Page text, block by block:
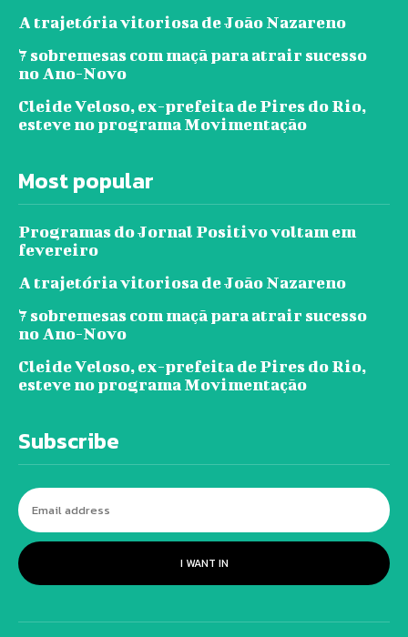
A trajetória vitoriosa de João Nazareno
7 sobremesas com maçã para atrair sucesso
no Ano-Novo
Cleide Veloso, ex-prefeita de Pires do Rio,
esteve no programa Movimentação
Most popular
Programas do Jornal Positivo voltam em
fevereiro
A trajetória vitoriosa de João Nazareno
7 sobremesas com maçã para atrair sucesso
no Ano-Novo
Cleide Veloso, ex-prefeita de Pires do Rio,
esteve no programa Movimentação
Subscribe
I WANT IN